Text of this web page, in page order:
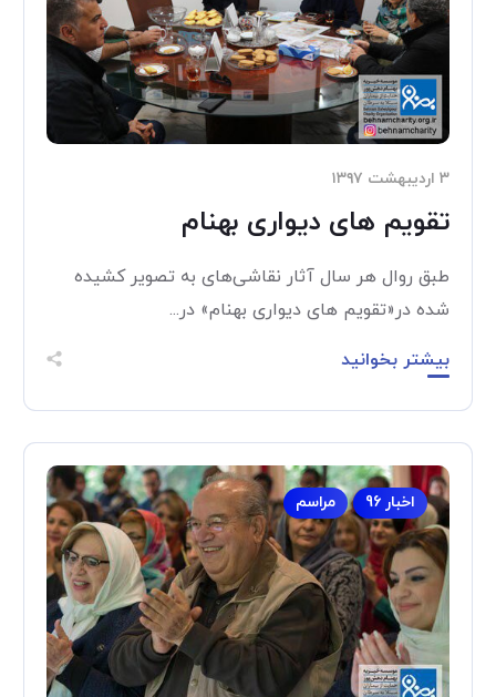
۳ اردیبهشت ۱۳۹۷
تقویم های دیواری بهنام
طبق روال هر سال آثار نقاشی‌های به تصویر کشیده
شده در«تقویم های دیواری بهنام» در...
بیشتر بخوانید
اخبار 96 مراسم